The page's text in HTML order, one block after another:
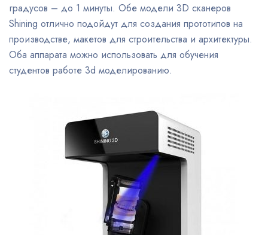
градусов – до 1 минуты. Обе модели 3D сканеров
Shining отлично подойдут для создания прототипов на
производстве, макетов для строительства и архитектуры.
Оба аппарата можно использовать для обучения
студентов работе 3d моделированию.